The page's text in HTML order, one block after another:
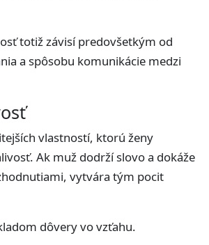
totiž závisí predovšetkým od
a spôsobu komunikácie medzi
vlastností, ktorú ženy
Ak muž dodrží slovo a dokáže
vytvára tým pocit
dôvery vo vzťahu.